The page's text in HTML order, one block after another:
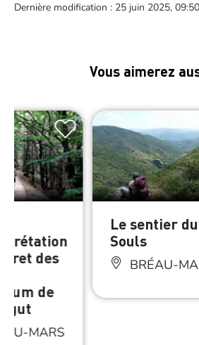
Dernière modification : 25 juin 2025,
Vous aimerez
des
de
MARS
Le sentier du
Souls
BRÉAU-